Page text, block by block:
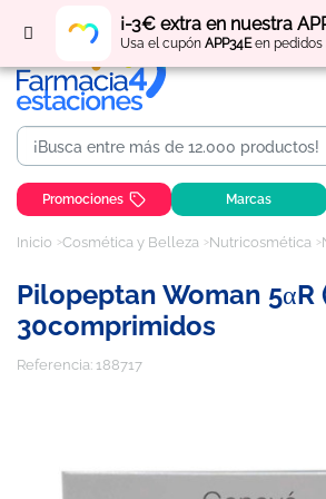
¡-3€ extra en nuestra
Usa el cupón APP34Een pedidos
Regístratey obtén puntos por
Promociones Marcas
Inicio Cosmética y Belleza Nutricosmética
Pilopeptan Woman 5αR
30comprimidos
Referencia: 188717